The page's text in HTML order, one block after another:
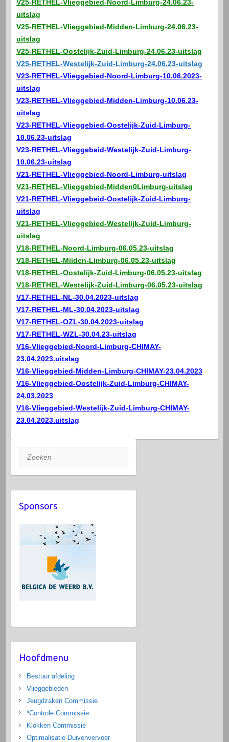
V25-RETHEL-Vlieggebied-Noord-Limburg-24.06.23-
uitslag
V25-RETHEL-Vlieggebied-Midden-Limburg-24.06.23-
uitslag
V25-RETHEL-Oostelijk-Zuid-Limburg-24.06.23-uitslag
V25-RETHEL-Westelijk-Zuid-Limburg-24.06.23-uitslag
V23-RETHEL-Vlieggebied-Noord-Limburg-10.06.2023-
uitslag
V23-RETHEL-Vlieggebied-Midden-Limburg-10.06.23-
uitslag
V23-RETHEL-Vlieggebied-Oostelijk-Zuid-Limburg-
10.06.23-uitslag
V23-RETHEL-Vlieggebeid-Westelijk-Zuid-Limburg-
10.06.23-uitslag
V21-RETHEL-Vlieggebied-Noord-Limburg-uitslag
V21-RETHEL-Vlieggebied-Midden0Limburg-uitslag
V21-RETHEL-Vlieggebeid-Oostelijk-Zuid-Limburg-
uitslag
V21-RETHEL-Vlieggebied-Westelijk-Zuid-Limburg-
uitslag
V18-RETHEL-Noord-Limburg-06.05.23-uitslag
V18-RETHEL-Miiden-Limburg-06.05.23-uitslag
V18-RETHEL-Oostelijk-Zuid-Limburg-06.05.23-uitslag
V18-RETHEL-Westelijk-Zuid-Limburg-06.05.23-uitslag
V17-RETHEL-NL-30.04.2023-uitslag
V17-RETHEL-ML-30.04.2023-uitslag
V17-RETHEL-OZL-30.04.2023-uitslag
V17-RETHEL-WZL-30.04.23-uitslag
V16-Vlieggebied-Noord-Limburg-CHIMAY-
23.04.2023.uitslag
V16-Vlieggebied-Midden-Limburg-CHIMAY-23.04.2023
V16-Vlieggebied-Oostelijk-Zuid-Limburg-CHIMAY-
24.03.2023
V16-Vlieggebied-Westelijk-Zuid-Limburg-CHIMAY-
23.04.2023.uitslag
Zoeken
Sponsors
Hoofdmenu
Bestuur afdeling
Vlieggebieden
Jeugdzaken Commissie
*Controle Commissie
Klokken Commissie
Optimalisatie-Duivenvervoer